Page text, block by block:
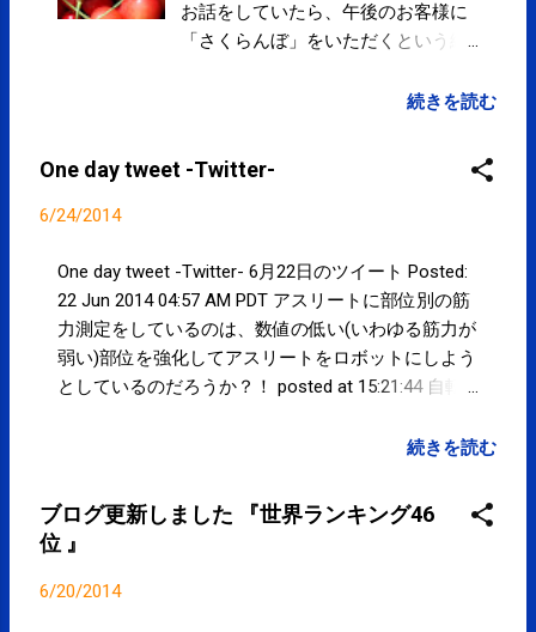
お話をしていたら、午後のお客様に
「さくらんぼ」をいただくという絶
続きを読む
One day tweet -Twitter-
6/24/2014
One day tweet -Twitter- 6月22日のツイート Posted:
22 Jun 2014 04:57 AM PDT アスリートに部位別の筋
力測定をしているのは、数値の低い(いわゆる筋力が
弱い)部位を強化してアスリートをロボットにしよう
としているのだろうか？！ posted at 15:21:44 自転
パワー測定と称して自転車をこがせる。鼻も口も息
なものは奥が深い。。 posted at 15:28:03 『○○しな
ければならない。□□してはいけない。』というよう
な健康ネタが多いですが、身体も生活環境も人によ
って違い、健康も人によって違うことは考慮されて
続きを読む
ブログ更新しました 『世界ランキング46
位 』
6/20/2014